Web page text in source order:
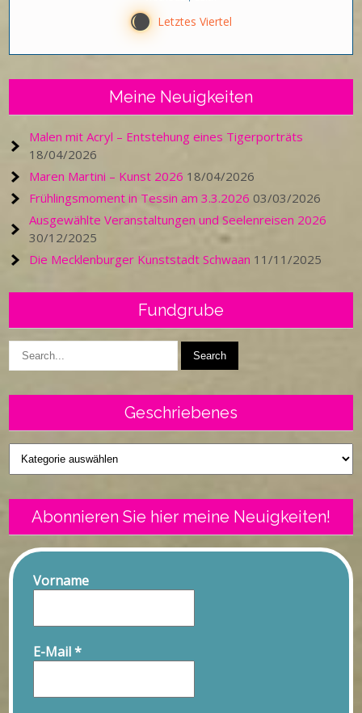
X Letztes Viertel
Meine Neuigkeiten
Malen mit Acryl – Entstehung eines Tigerporträts
18/04/2026
Maren Martini – Kunst 2026 18/04/2026
Frühlingsmoment in Tessin am 3.3.2026 03/03/2026
Ausgewählte Veranstaltungen und Seelenreisen 2026
30/12/2025
Die Mecklenburger Kunststadt Schwaan 11/11/2025
Fundgrube
Geschriebenes
Geschriebenes
Abonnieren Sie hier meine Neuigkeiten!
Vorname
E-Mail*